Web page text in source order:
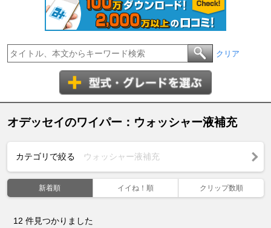
クリア
オデッセイのワイパー：ウォッシャー液補充
カテゴリで絞る ウォッシャー液補充
新着順 イイね！順 クリップ数順
12 件見つかりました